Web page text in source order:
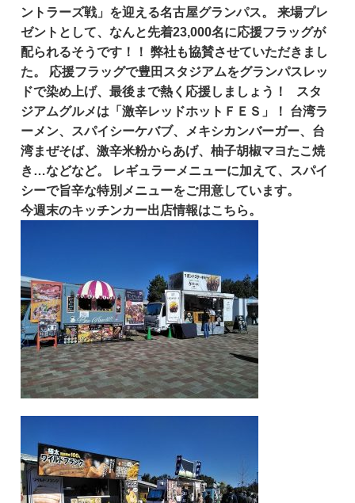
ントラーズ戦」を迎える名古屋グランパス。 来場プレ
ゼントとして、なんと先着23,000名に応援フラッグが
配られるそうです！！ 弊社も協賛させていただきまし
た。 応援フラッグで豊田スタジアムをグランパスレッ
ドで染め上げ、最後まで熱く応援しましょう！ スタ
ジアムグルメは「激辛レッドホットＦＥＳ」！ 台湾ラ
ーメン、スパイシーケバブ、メキシカンバーガー、台
湾まぜそば、激辛米粉からあげ、柚子胡椒マヨたこ焼
き…などなど。 レギュラーメニューに加えて、スパイ
シーで旨辛な特別メニューをご用意しています。
今週末のキッチンカー出店情報はこちら。